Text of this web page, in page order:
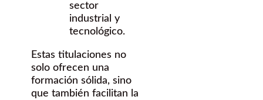
sector
industrial y
tecnológico.
Estas titulaciones no
solo ofrecen una
formación sólida, sino
que también facilitan la